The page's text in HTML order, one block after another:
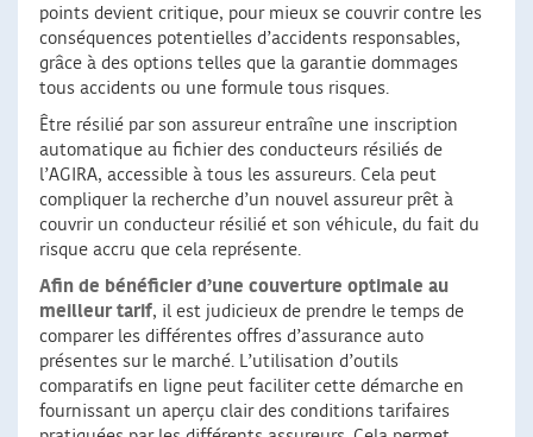
points devient critique, pour mieux se couvrir contre les
conséquences potentielles d’accidents responsables,
grâce à des options telles que la garantie dommages
tous accidents ou une formule tous risques.
Être résilié par son assureur entraîne une inscription
automatique au fichier des conducteurs résiliés de
l’AGIRA, accessible à tous les assureurs. Cela peut
compliquer la recherche d’un nouvel assureur prêt à
couvrir un conducteur résilié et son véhicule, du fait du
risque accru que cela représente.
Afin de bénéficier d’une couverture optimale au
meilleur tarif, il est judicieux de prendre le temps de
comparer les différentes offres d’assurance auto
présentes sur le marché. L’utilisation d’outils
comparatifs en ligne peut faciliter cette démarche en
fournissant un aperçu clair des conditions tarifaires